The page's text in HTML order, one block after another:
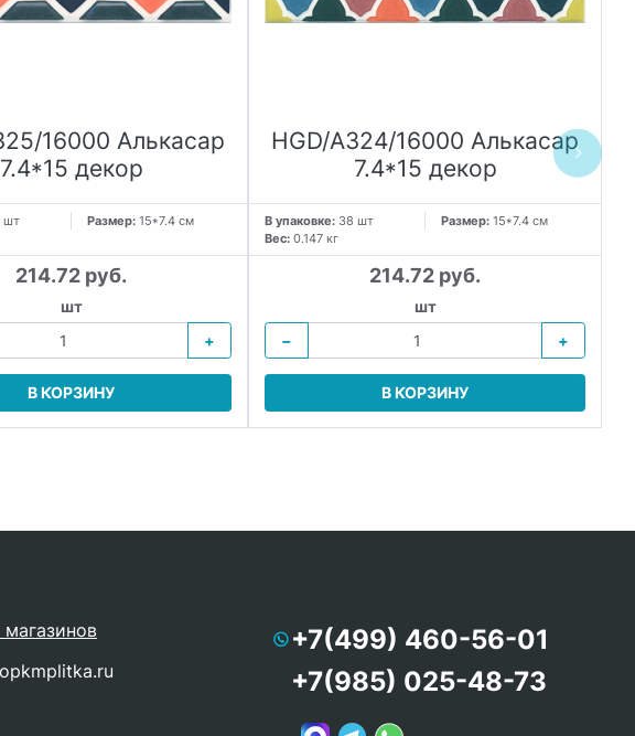
16000 Алькасар
7.4*15 декор
шт Размер: 15*7.4 см
214.72 руб.
шт
+
В КОРЗИНУ
HGD/A324/16000 Алькасар
7.4*15 декор
В упаковке: 38 шт Размер: 15*7.4 см
Вес: 0.147 кг
214.72 руб.
шт
−
+
В КОРЗИНУ
+7(499) 460-56-01
+7(985) 025-48-73